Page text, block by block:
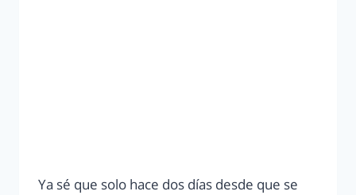
Ya sé que solo hace dos días desde que se